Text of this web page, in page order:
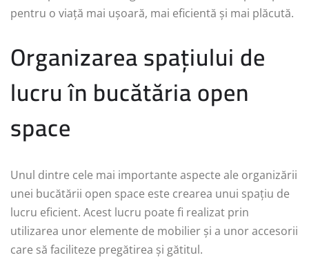
pentru o viață mai ușoară, mai eficientă și mai plăcută.
Organizarea spațiului de
lucru în bucătăria open
space
Unul dintre cele mai importante aspecte ale organizării
unei bucătării open space este crearea unui spațiu de
lucru eficient. Acest lucru poate fi realizat prin
utilizarea unor elemente de mobilier și a unor accesorii
care să faciliteze pregătirea și gătitul.